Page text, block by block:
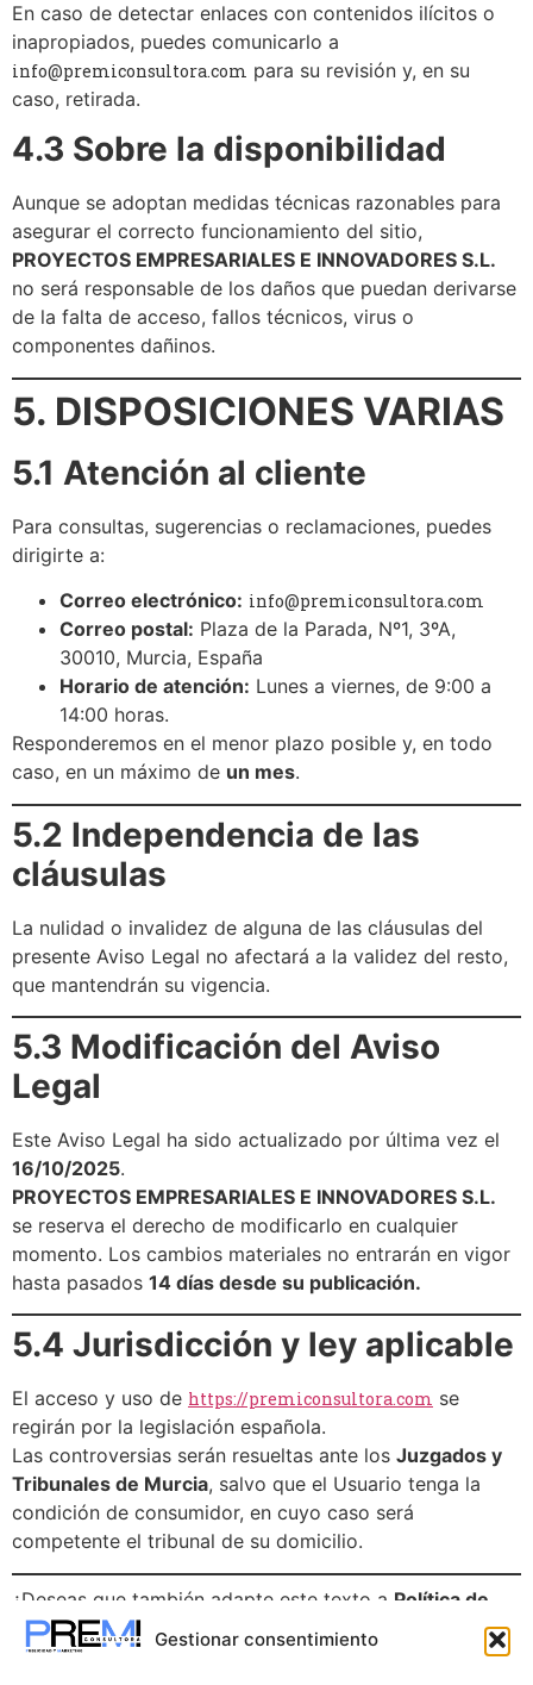
Gestionar consentimiento
En caso de detectar enlaces con contenidos ilícitos o
inapropiados, puedes comunicarlo a
info@premiconsultora.com para su revisión y, en su
caso, retirada.
4.3 Sobre la disponibilidad
Aunque se adoptan medidas técnicas razonables para
asegurar el correcto funcionamiento del sitio,
PROYECTOS EMPRESARIALES E INNOVADORES S.L.
no será responsable de los daños que puedan derivarse
de la falta de acceso, fallos técnicos, virus o
componentes dañinos.
5. DISPOSICIONES VARIAS
5.1 Atención al cliente
Para consultas, sugerencias o reclamaciones, puedes
dirigirte a:
Correo electrónico: info@premiconsultora.com
Correo postal: Plaza de la Parada, Nº1, 3ºA,
30010, Murcia, España
Horario de atención: Lunes a viernes, de 9:00 a
14:00 horas.
Responderemos en el menor plazo posible y, en todo
caso, en un máximo de un mes.
5.2 Independencia de las
cláusulas
La nulidad o invalidez de alguna de las cláusulas del
presente Aviso Legal no afectará a la validez del resto,
que mantendrán su vigencia.
5.3 Modificación del Aviso
Legal
Este Aviso Legal ha sido actualizado por última vez el
16/10/2025.
PROYECTOS EMPRESARIALES E INNOVADORES S.L.
se reserva el derecho de modificarlo en cualquier
momento. Los cambios materiales no entrarán en vigor
hasta pasados 14 días desde su publicación.
5.4 Jurisdicción y ley aplicable
El acceso y uso de https://premiconsultora.com se
regirán por la legislación española.
Las controversias serán resueltas ante los Juzgados y
Tribunales de Murcia, salvo que el Usuario tenga la
condición de consumidor, en cuyo caso será
competente el tribunal de su domicilio.
¿Deseas que también adapte este texto a Política de
Privacidad y Cookies
con el mismo estilo y estructura
legal (para completar el aviso legal de la web)? Puedo